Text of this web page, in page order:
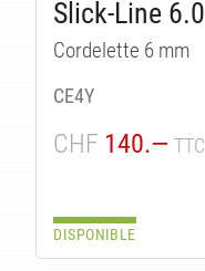
Slick-Line 6.0
Cordelette 6 mm
CE4Y
CHF 140.— TTC
DISPONIBLE